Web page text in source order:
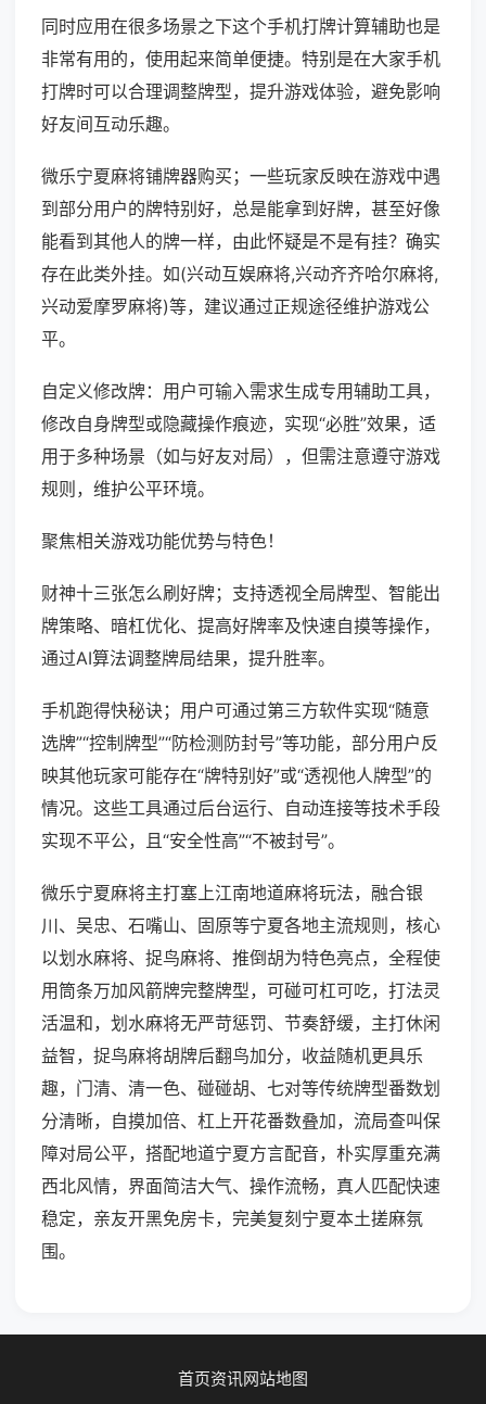
同时应用在很多场景之下这个手机打牌计算辅助也是
非常有用的，使用起来简单便捷。特别是在大家手机
打牌时可以合理调整牌型，提升游戏体验，避免影响
好友间互动乐趣。
微乐宁夏麻将铺牌器购买；一些玩家反映在游戏中遇
到部分用户的牌特别好，总是能拿到好牌，甚至好像
能看到其他人的牌一样，由此怀疑是不是有挂？确实
存在此类外挂。如(兴动互娱麻将,兴动齐齐哈尔麻将,
兴动爱摩罗麻将)等，建议通过正规途径维护游戏公
平。
自定义修改牌：用户可输入需求生成专用辅助工具，
修改自身牌型或隐藏操作痕迹，实现“必胜”效果，适
用于多种场景（如与好友对局），但需注意遵守游戏
规则，维护公平环境。
聚焦相关游戏功能优势与特色！
财神十三张怎么刷好牌；支持透视全局牌型、智能出
牌策略、暗杠优化、提高好牌率及快速自摸等操作，
通过AI算法调整牌局结果，提升胜率。
手机跑得快秘诀；用户可通过第三方软件实现“随意
选牌”“控制牌型”“防检测防封号”等功能，部分用户反
映其他玩家可能存在“牌特别好”或“透视他人牌型”的
情况。这些工具通过后台运行、自动连接等技术手段
实现不平公，且“安全性高”“不被封号”。
微乐宁夏麻将主打塞上江南地道麻将玩法，融合银
川、吴忠、石嘴山、固原等宁夏各地主流规则，核心
以划水麻将、捉鸟麻将、推倒胡为特色亮点，全程使
用筒条万加风箭牌完整牌型，可碰可杠可吃，打法灵
活温和，划水麻将无严苛惩罚、节奏舒缓，主打休闲
益智，捉鸟麻将胡牌后翻鸟加分，收益随机更具乐
趣，门清、清一色、碰碰胡、七对等传统牌型番数划
分清晰，自摸加倍、杠上开花番数叠加，流局查叫保
障对局公平，搭配地道宁夏方言配音，朴实厚重充满
西北风情，界面简洁大气、操作流畅，真人匹配快速
稳定，亲友开黑免房卡，完美复刻宁夏本土搓麻氛
围。
首页资讯网站地图